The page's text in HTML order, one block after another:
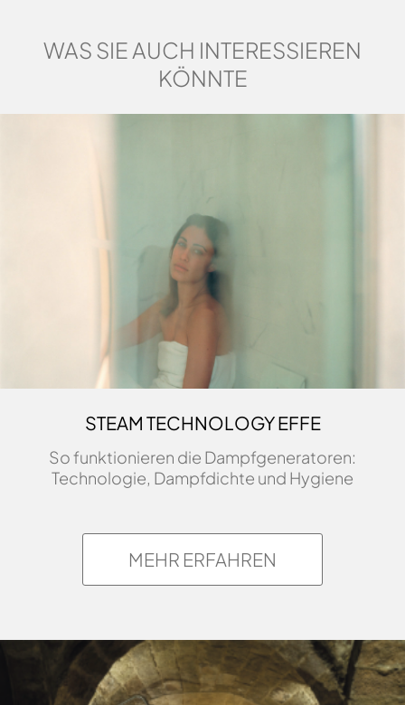
WAS SIE AUCH INTERESSIEREN
KÖNNTE
STEAM TECHNOLOGY EFFE
So funktionieren die Dampfgeneratoren:
Technologie, Dampfdichte und Hygiene
MEHR ERFAHREN